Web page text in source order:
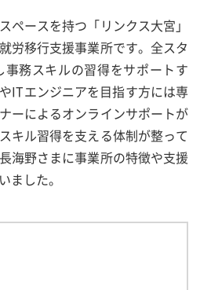
ペースを持つ「リンクス大宮」
労移行支援事業所です。全スタ
事務スキルの習得をサポートす
ITエンジニアを目指す方には専
ーによるオンラインサポートが
キル習得を支える体制が整って
海野さまに事業所の特徴や支援
ました。